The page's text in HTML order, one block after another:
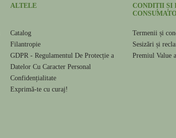
ALTELE
Catalog
Filantropie
GDPR - Regulamentul De Protecție a
Datelor Cu Caracter Personal
Confidențialitate
Exprimă-te cu curaj!
CONDIȚII ȘI
Termenii și
Sesizări și
Premiul Value